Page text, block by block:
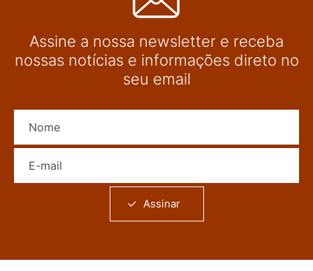
Assine a nossa newsletter e receba
nossas notícias e informações direto no
seu email
Assinar